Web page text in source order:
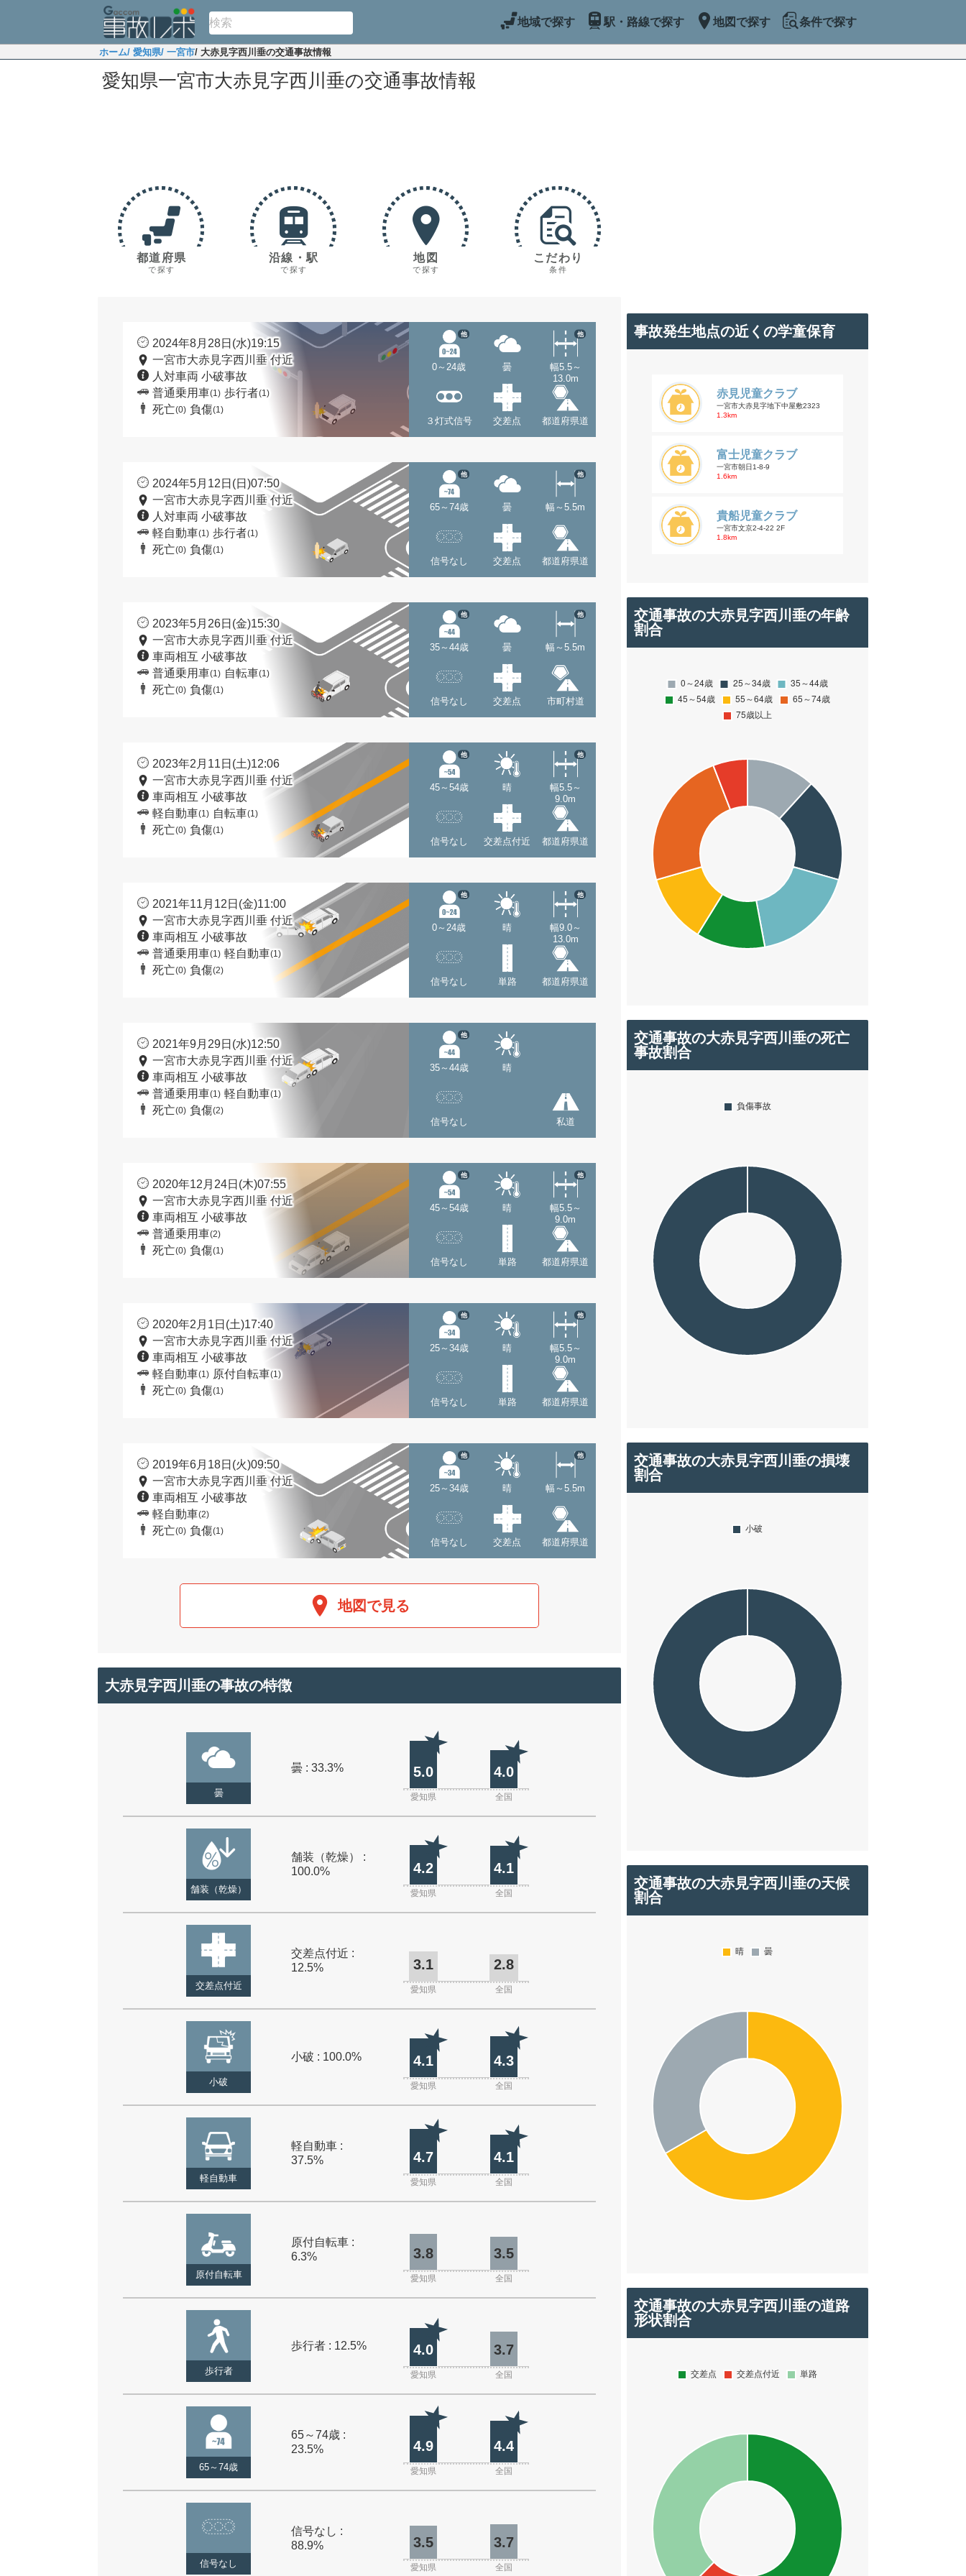
地域で探す 駅・路線で探す 地図で探す 条件で探す
ホーム/ 愛知県/ 一宮市/ 大赤見字西川垂の交通事故情報
愛知県一宮市大赤見字西川垂の交通事故情報
都道府県
で探す
沿線・駅
で探す
地図
で探す
こだわり
条件
2024年8月28日(水)19:15
一宮市大赤見字西川垂 付近
人対車両 小破事故
普通乗用車(1) 歩行者(1)
死亡(0) 負傷(1)
0～24歳
他
曇
幅5.5～
13.0m
他
３灯式信号 交差点 都道府県道
2024年5月12日(日)07:50
一宮市大赤見字西川垂 付近
人対車両 小破事故
軽自動車(1) 歩行者(1)
死亡(0) 負傷(1)
65～74歳
他
曇 幅～5.5m
他
信号なし 交差点 都道府県道
2023年5月26日(金)15:30
一宮市大赤見字西川垂 付近
車両相互 小破事故
普通乗用車(1) 自転車(1)
死亡(0) 負傷(1)
35～44歳
他
曇 幅～5.5m
他
信号なし 交差点 市町村道
2023年2月11日(土)12:06
一宮市大赤見字西川垂 付近
車両相互 小破事故
軽自動車(1) 自転車(1)
死亡(0) 負傷(1)
45～54歳
他
晴
幅5.5～
9.0m
他
信号なし 交差点付近 都道府県道
2021年11月12日(金)11:00
一宮市大赤見字西川垂 付近
車両相互 小破事故
普通乗用車(1) 軽自動車(1)
死亡(0) 負傷(2)
0～24歳
他
晴
幅9.0～
13.0m
他
信号なし 単路 都道府県道
2021年9月29日(水)12:50
一宮市大赤見字西川垂 付近
車両相互 小破事故
普通乗用車(1) 軽自動車(1)
死亡(0) 負傷(2)
35～44歳
他
晴
信号なし 私道
2020年12月24日(木)07:55
一宮市大赤見字西川垂 付近
車両相互 小破事故
普通乗用車(2)
死亡(0) 負傷(1)
45～54歳
他
晴
幅5.5～
9.0m
他
信号なし 単路 都道府県道
2020年2月1日(土)17:40
一宮市大赤見字西川垂 付近
車両相互 小破事故
軽自動車(1) 原付自転車(1)
死亡(0) 負傷(1)
25～34歳
他
晴
幅5.5～
9.0m
他
信号なし 単路 都道府県道
2019年6月18日(火)09:50
一宮市大赤見字西川垂 付近
車両相互 小破事故
軽自動車(2)
死亡(0) 負傷(1)
25～34歳
他
晴 幅～5.5m
他
信号なし 交差点 都道府県道
地図で見る
大赤見字西川垂の事故の特徴
曇
曇 : 33.3% 5.0 4.0
愛知県 全国
舗装（乾燥）
舗装（乾燥） :
100.0%
4.2 4.1
愛知県 全国
交差点付近
交差点付近 :
12.5%
3.1 2.8
愛知県 全国
小破
小破 : 100.0% 4.1 4.3
愛知県 全国
軽自動車
軽自動車 :
37.5%
4.7 4.1
愛知県 全国
原付自転車
原付自転車 :
6.3%
3.8 3.5
愛知県 全国
歩行者
歩行者 : 12.5% 4.0 3.7
愛知県 全国
65～74歳
65～74歳 :
23.5%
4.9 4.4
愛知県 全国
信号なし
信号なし :
88.9%
3.5 3.7
愛知県 全国
事故発生地点の近くの学童保育
赤見児童クラブ
一宮市大赤見字地下中屋敷2323
1.3km
富士児童クラブ
一宮市朝日1-8-9
1.6km
貴船児童クラブ
一宮市文京2-4-22 2F
1.8km
交通事故の大赤見字西川垂の年齢
割合
交通事故の大赤見字西川垂の死亡
事故割合
交通事故の大赤見字西川垂の損壊
割合
交通事故の大赤見字西川垂の天候
割合
交通事故の大赤見字西川垂の道路
形状割合